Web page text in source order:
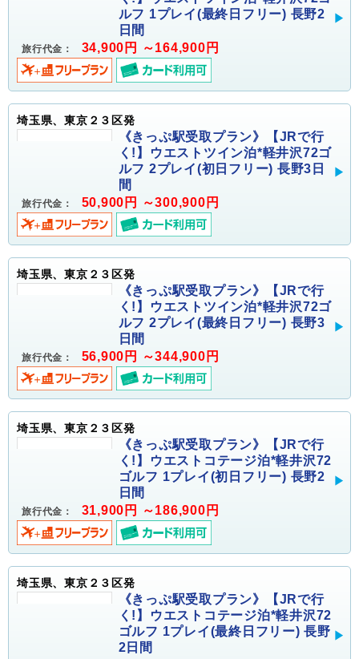
ルフ 1プレイ(最終日フリー) 長野2
日間
旅行代金： 34,900円 ～164,900円
埼玉県、東京２３区発
《きっぷ駅受取プラン》【JRで行
く!】ウエストツイン泊*軽井沢72ゴ
ルフ 2プレイ(初日フリー) 長野3日
間
旅行代金： 50,900円 ～300,900円
埼玉県、東京２３区発
《きっぷ駅受取プラン》【JRで行
く!】ウエストツイン泊*軽井沢72ゴ
ルフ 2プレイ(最終日フリー) 長野3
日間
旅行代金： 56,900円 ～344,900円
埼玉県、東京２３区発
《きっぷ駅受取プラン》【JRで行
く!】ウエストコテージ泊*軽井沢72
ゴルフ 1プレイ(初日フリー) 長野2
日間
旅行代金： 31,900円 ～186,900円
埼玉県、東京２３区発
《きっぷ駅受取プラン》【JRで行
く!】ウエストコテージ泊*軽井沢72
ゴルフ 1プレイ(最終日フリー) 長野
2日間